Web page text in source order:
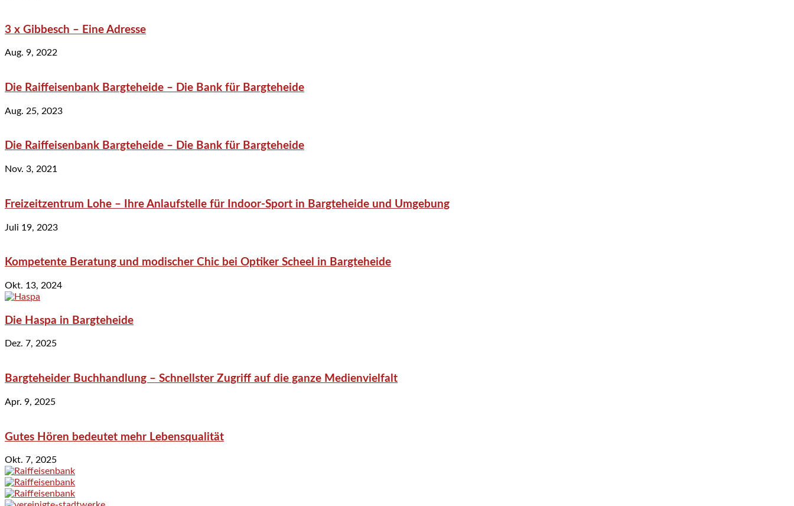
3 x Gibbesch – Eine Adresse
Aug. 9, 2022
Die Raiffeisenbank Bargteheide – Die Bank für Bargteheide
Aug. 25, 2023
Die Raiffeisenbank Bargteheide – Die Bank für Bargteheide
Nov. 3, 2021
Freizeitzentrum Lohe – Ihre Anlaufstelle für Indoor-Sport in Bargteheide und Umgebung
Juli 19, 2023
Kompetente Beratung und modischer Chic bei Optiker Scheel in Bargteheide
Okt. 13, 2024
Die Haspa in Bargteheide
Dez. 7, 2025
Bargteheider Buchhandlung – Schnellster Zugriff auf die ganze Medienvielfalt
Apr. 9, 2025
Gutes Hören bedeutet mehr Lebensqualität
Okt. 7, 2025